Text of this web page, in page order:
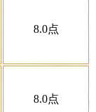
8.0点
8.0点